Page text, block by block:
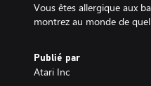
Vous êtes allergique aux
Publié par
Atari Inc